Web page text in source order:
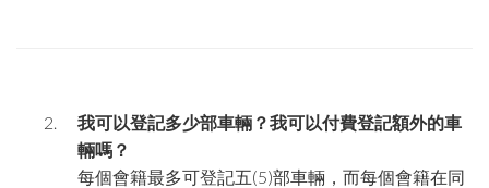
我可以登記多少部車輛？我可以付費登記額外的車
輛嗎？
每個會籍最多可登記五(5)部車輛，而每個會籍在同